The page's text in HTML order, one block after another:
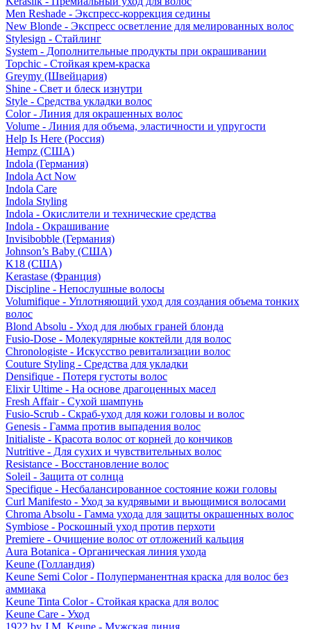
Men Reshade - Экспресс-коррекция седины
New Blonde - Экспресс осветление для мелированных волос
Stylesign - Стайлинг
System - Дополнительные продукты при окрашивании
Topchic - Стойкая крем-краска
Greymy (Швейцария)
Shine - Свет и блеск изнутри
Style - Средства укладки волос
Color - Линия для окрашенных волос
Volume - Линия для объема, эластичности и упругости
Help Is Here (Россия)
Hempz (США)
Indola (Германия)
Indola Act Now
Indola Care
Indola Styling
Indola - Окислители и технические средства
Indola - Окрашивание
Invisibobble (Германия)
Johnson’s Baby (США)
K18 (США)
Kerastase (Франция)
Discipline - Непослушные волосы
Volumifique - Уплотняющий уход для создания объема тонких
волос
Blond Absolu - Уход для любых граней блонда
Fusio-Dose - Молекулярные коктейли для волос
Chronologiste - Искусство ревитализации волос
Couture Styling - Средства для укладки
Densifique - Потеря густоты волос
Elixir Ultime - На основе драгоценных масел
Fresh Affair - Сухой шампунь
Fusio-Scrub - Скраб-уход для кожи головы и волос
Genesis - Гамма против выпадения волос
Initialiste - Красота волос от корней до кончиков
Nutritive - Для сухих и чувствительных волос
Resistance - Восстановление волос
Soleil - Защита от солнца
Specifique - Несбалансированное состояние кожи головы
Curl Manifesto - Уход за кудрявыми и вьющимися волосами
Chroma Absolu - Гамма ухода для защиты окрашенных волос
Symbiose - Роскошный уход против перхоти
Premiere - Очищение волос от отложений кальция
Aura Botanica - Органическая линия ухода
Keune (Голландия)
Keune Semi Color - Полуперманентная краска для волос без
аммиака
Keune Tinta Color - Стойкая краска для волос
Keune Care - Уход
1922 by J.M. Keune - Мужская линия